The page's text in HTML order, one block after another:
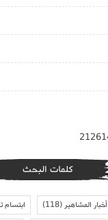
كلمات البحث
أخبار المشاهير(118)